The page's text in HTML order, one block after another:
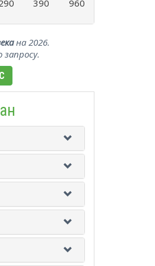
390 960
на 2026.